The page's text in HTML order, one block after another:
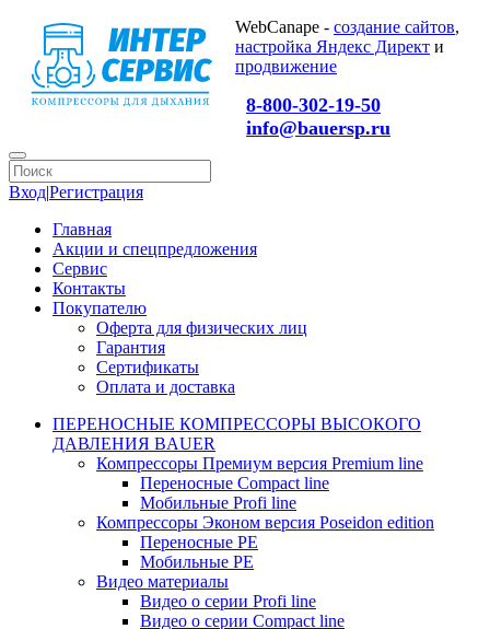
WebCanape - создание сайтов,
настройка Яндекс Директ и
продвижение
8-800-302-19-50
info@bauersp.ru
Вход|Регистрация
Главная
Акции и спецпредложения
Сервис
Контакты
Покупателю
Оферта для физических лиц
Гарантия
Сертификаты
Оплата и доставка
ПЕРЕНОСНЫЕ КОМПРЕССОРЫ ВЫСОКОГО
ДАВЛЕНИЯ BAUER
Компрессоры Премиум версия Premium line
Переносные Compact line
Мобильные Profi line
Компрессоры Эконом версия Poseidon edition
Переносные PE
Мобильные PE
Видео материалы
Видео о серии Profi line
Видео о серии Compact line